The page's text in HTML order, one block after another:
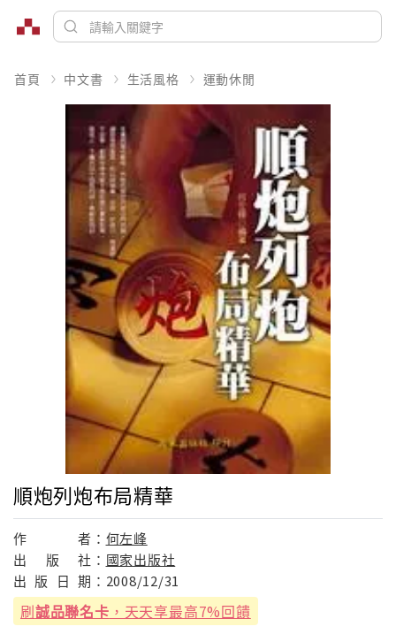
首頁 中文書 生活風格 運動休閒
順炮列炮布局精華
作 者： 何左峰
出
版 社： 國家出版社
出 版 日 期： 2008/12/31
刷誠品聯名卡 ，天天享最高7%回饋